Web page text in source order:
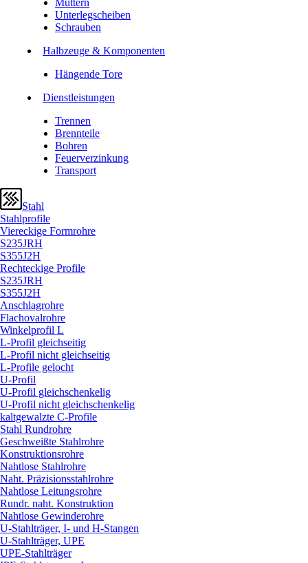
Muttern
Unterlegscheiben
Schrauben
Halbzeuge & Komponenten
Hängende Tore
Dienstleistungen
Trennen
Brennteile
Bohren
Feuerverzinkung
Transport
Stahl
Stahlprofile
Viereckige Formrohre
S235JRH
S355J2H
Rechteckige Profile
S235JRH
S355J2H
Anschlagrohre
Flachovalrohre
Winkelprofil L
L-Profil gleichseitig
L-Profil nicht gleichseitig
L-Profile gelocht
U-Profil
U-Profil gleichschenkelig
U-Profil nicht gleichschenkelig
kaltgewalzte C-Profile
Stahl Rundrohre
Geschweißte Stahlrohre
Konstruktionsrohre
Nahtlose Stahlrohre
Naht. Präzisionsstahlrohre
Nahtlose Leitungsrohre
Rundr. naht. Konstruktion
Nahtlose Gewinderohre
U-Stahlträger, I- und H-Stangen
U-Stahlträger, UPE
UPE-Stahlträger